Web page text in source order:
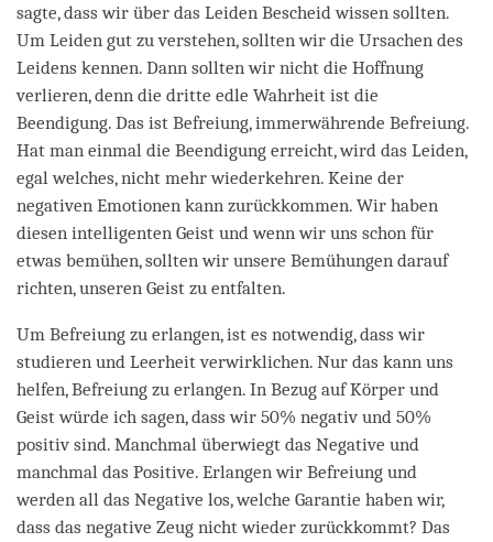
sagte, dass wir über das Leiden Bescheid wissen sollten.
Um Leiden gut zu verstehen, sollten wir die Ursachen des
Leidens kennen. Dann sollten wir nicht die Hoffnung
verlieren, denn die dritte edle Wahrheit ist die
Beendigung. Das ist Befreiung, immerwährende Befreiung.
Hat man einmal die Beendigung erreicht, wird das Leiden,
egal welches, nicht mehr wiederkehren. Keine der
negativen Emotionen kann zurückkommen. Wir haben
diesen intelligenten Geist und wenn wir uns schon für
etwas bemühen, sollten wir unsere Bemühungen darauf
richten, unseren Geist zu entfalten.
Um Befreiung zu erlangen, ist es notwendig, dass wir
studieren und Leerheit verwirklichen. Nur das kann uns
helfen, Befreiung zu erlangen. In Bezug auf Körper und
Geist würde ich sagen, dass wir 50% negativ und 50%
positiv sind. Manchmal überwiegt das Negative und
manchmal das Positive. Erlangen wir Befreiung und
werden all das Negative los, welche Garantie haben wir,
dass das negative Zeug nicht wieder zurückkommt? Das